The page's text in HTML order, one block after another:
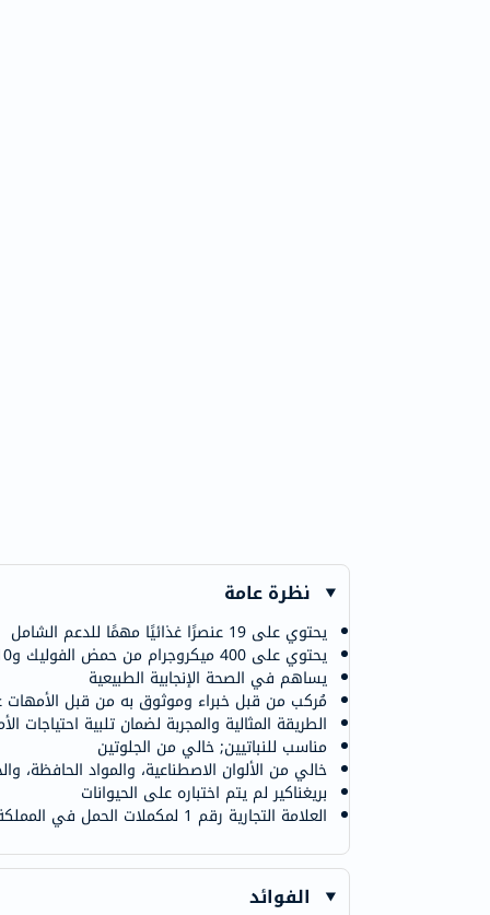
نظرة عامة
يحتوي على 19 عنصرًا غذائيًا مهمًا للدعم الشامل
يحتوي على 400 ميكروجرام من حمض الفوليك و10 ميكروجرام من فيتامين د
يساهم في الصحة الإنجابية الطبيعية
مُركب من قبل خبراء وموثوق به من قبل الأمهات
الطريقة المثالية والمجربة لضمان تلبية احتياجات
مناسب للنباتيين; خالي من الجلوتين
خالي من الألوان الاصطناعية، والمواد الحافظة،
بريغناكير لم يتم اختباره على الحيوانات
العلامة التجارية رقم 1 لمكملات الحمل في المملكة المتحدة
الفوائد